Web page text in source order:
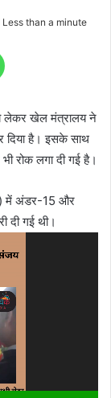
Less than a minute
लेकर खेल मंत्रालय ने
दिया है। इसके साथ
रोक लगा दी गई है।
में अंडर-15 और
दी गई थी।